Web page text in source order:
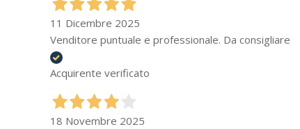
11 Dicembre 2025
Venditore puntuale e professionale. Da consigliare
Acquirente verificato
18 Novembre 2025